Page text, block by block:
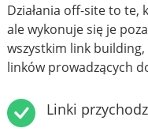
Działania off-site to
ale wykonuje się je
wszystkim link
linków prowadzących
Linki